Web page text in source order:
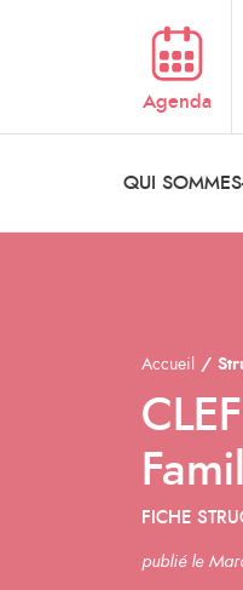
Agenda
QUI
Accueil
FICHE
publié le